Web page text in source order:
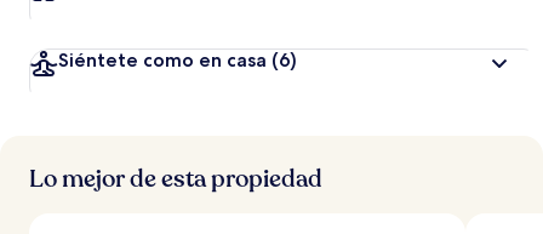
Siéntete como en casa (6)
Lo mejor de esta propiedad